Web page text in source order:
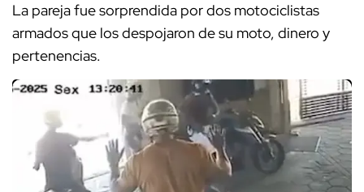
La pareja fue sorprendida por dos motociclistas
armados que los despojaron de su moto, dinero y
pertenencias.